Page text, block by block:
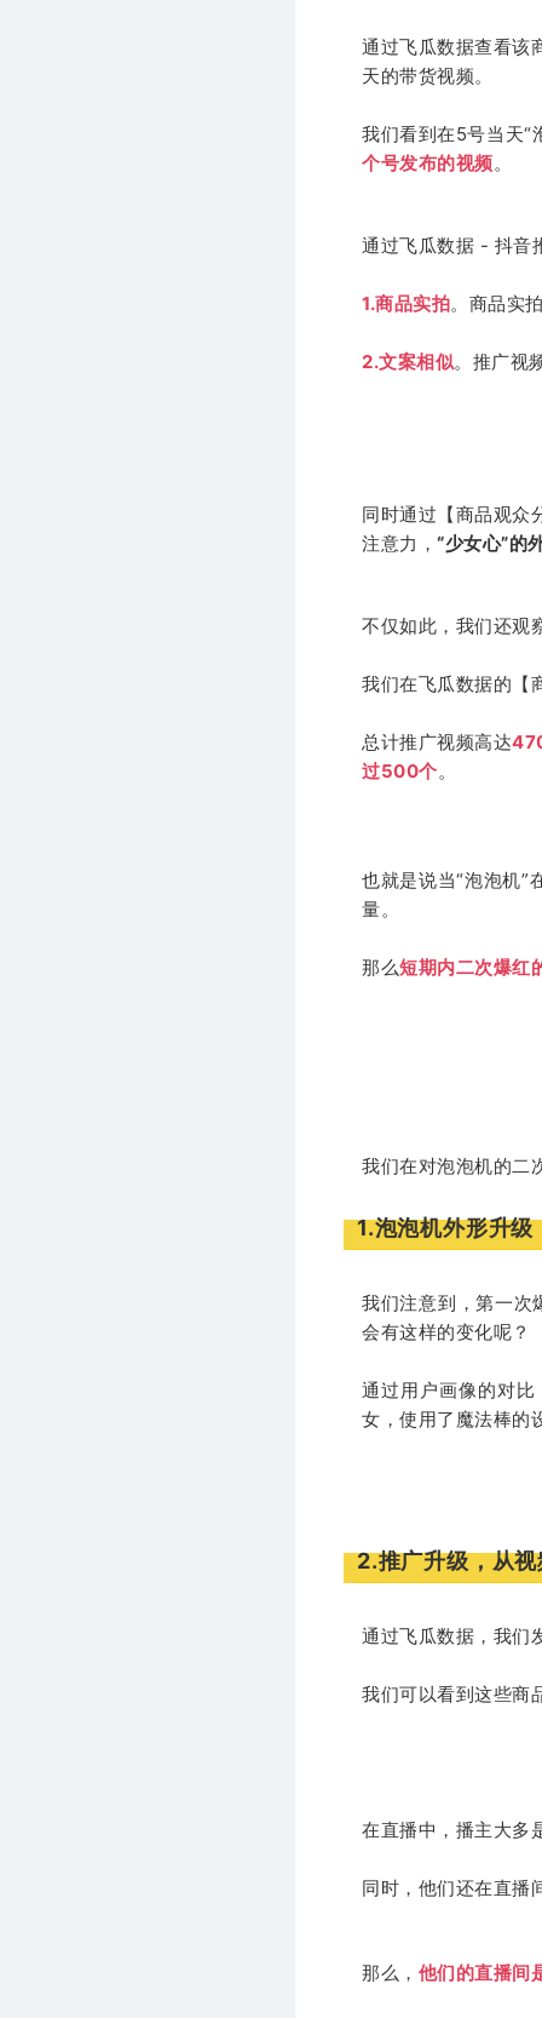
通过飞瓜数据查看该
天的带货视频。
我们看到在5号当天“
个号发布的视频。
通过飞瓜数据 - 抖音
1.商品实拍。商品实
2.文案相似。推广视
同时通过【商品观众
注意力， “少女心”的
不仅如此，我们还观
我们在飞瓜数据的【
总计推广视频高达
过500个。
也就是说当“泡泡机”
量。
那么短期内二次爆红
我们在对泡泡机的二
1.泡泡机外形升
我们注意到，第一次
会有这样的变化呢？
通过用户画像的对
女，使用了魔法棒的
2.推广升级，从
通过飞瓜数据，我们
我们可以看到这些商
在直播中，播主大多
同时，他们还在直播
那么， 他们的直播间